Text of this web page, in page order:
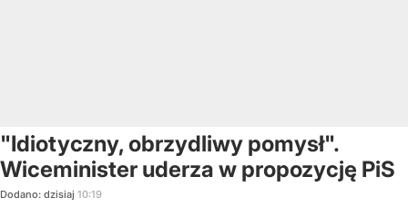
"Idiotyczny, obrzydliwy pomysł".
Wiceminister uderza w propozycję PiS
Dodano: dzisiaj 10:19